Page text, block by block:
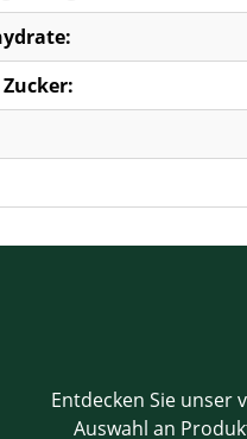
Entdecken Sie
Auswahl an